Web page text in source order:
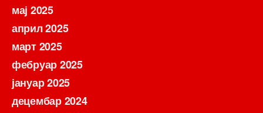
мај 2025
април 2025
март 2025
фебруар 2025
јануар 2025
децембар 2024